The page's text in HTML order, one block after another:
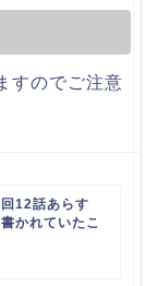
すのでご注意
12話あらす
かれていたこ